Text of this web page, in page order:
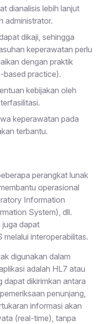
dianalisis lebih lanjut
administrator.
dikaji, sehingga
keperawatan perlu
dengan praktik
based practice).
kebijakan oleh
keperawatan pada
terbantu.
perangkat lunak
operasional
Information
System), dll.
juga dapat
interoperabilitas.
digunakan dalam
adalah HL7 atau
dapat dikirimkan antara
penunjang,
informasi akan
(real-time), tanpa